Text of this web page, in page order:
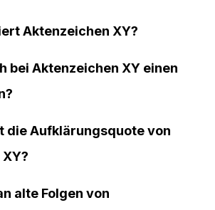
Aktenzeichen XY?
bei Aktenzeichen XY einen
die Aufklärungsquote von
alte Folgen von